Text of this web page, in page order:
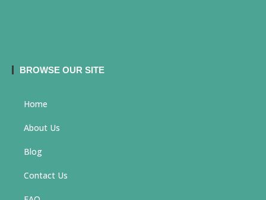
BROWSE OUR SITE
Home
About Us
Blog
Contact Us